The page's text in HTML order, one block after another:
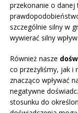
przekonanie o danej
szczególnie silny w
wywierać silny
Również nasze
co przeżyliśmy, jak i
znacząco wpływać
negatywne
stosunku do